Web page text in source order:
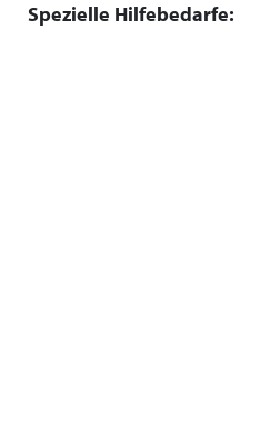
Spezielle Hilfebedarfe: